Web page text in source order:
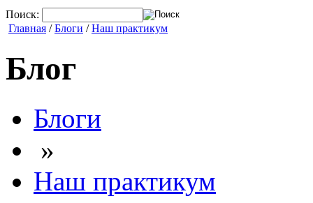
Поиск:
Главная /Блоги /Наш практикум
Блог
Блоги
»
Наш практикум